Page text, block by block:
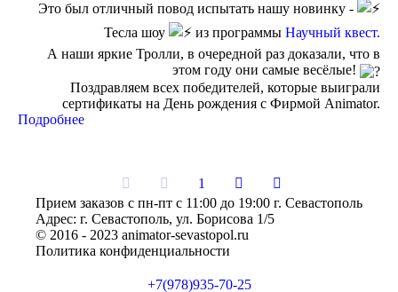
Это был отличный повод испытать нашу новинку -
Тесла шоу
из программы Научный квест.
А наши яркие Тролли, в очередной раз доказали, что в
этом году они самые весёлые!
Поздравляем всех победителей, которые выиграли
сертификаты на День рождения с Фирмой Animator.
Подробнее
1
Прием заказов с пн-пт с 11:00 до 19:00 г. Севастополь
Адрес: г. Севастополь, ул. Борисова 1/5
© 2016 - 2023 animator-sevastopol.ru
Политика конфиденциальности
+7(978)935-70-25